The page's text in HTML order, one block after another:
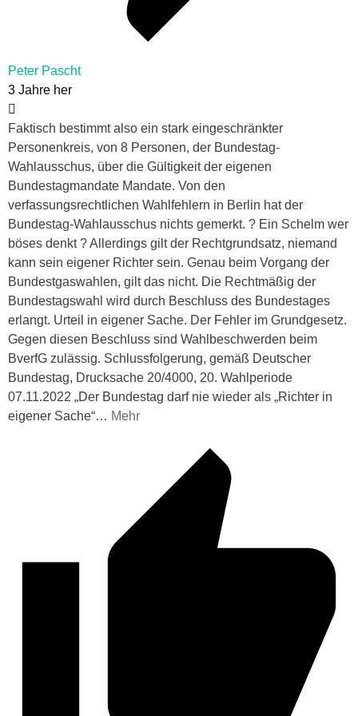
Peter Pascht
3 Jahre her
Faktisch bestimmt also ein stark eingeschränkter
Personenkreis, von 8 Personen, der Bundestag-
Wahlausschus, über die Gültigkeit der eigenen
Bundestagmandate Mandate. Von den
verfassungsrechtlichen Wahlfehlern in Berlin hat der
Bundestag-Wahlausschus nichts gemerkt. ? Ein Schelm wer
böses denkt ? Allerdings gilt der Rechtgrundsatz, niemand
kann sein eigener Richter sein. Genau beim Vorgang der
Bundestgaswahlen, gilt das nicht. Die Rechtmäßig der
Bundestagswahl wird durch Beschluss des Bundestages
erlangt. Urteil in eigener Sache. Der Fehler im Grundgesetz.
Gegen diesen Beschluss sind Wahlbeschwerden beim
BverfG zulässig. Schlussfolgerung, gemäß Deutscher
Bundestag, Drucksache 20/4000, 20. Wahlperiode
07.11.2022 „Der Bundestag darf nie wieder als „Richter in
eigener Sache“… Mehr